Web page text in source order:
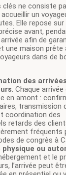
clés ne consiste
un
Elle repose sur
avant,
afin de
une maison prête
dans de
des arrivées
. Chaque
en amont :
transmission
coordination des
retards des
fréquents
de congrès à
physique ou
et le
l’arrivée peut